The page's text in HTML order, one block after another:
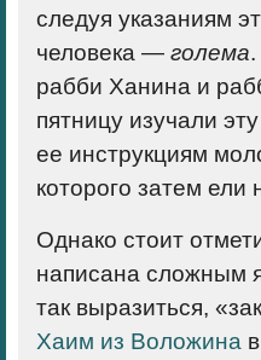
следуя указаниям
человека — голема
рабби Ханина и
пятницу изучали
ее инструкциям
которого затем ели
Однако стоит
написана сложным
так выразиться,
Хаим из Воложина